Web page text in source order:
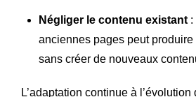
Négliger le contenu existant :
anciennes pages peut
sans créer de nouveaux
L’adaptation continue à